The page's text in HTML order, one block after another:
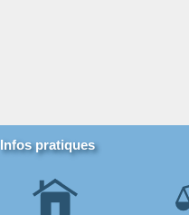
Infos pratiques